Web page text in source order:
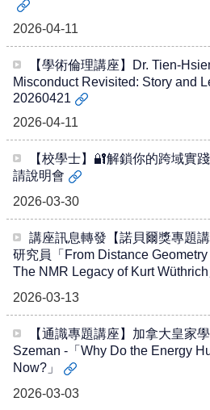
程
資
通
識
開
課
資
訊
心
消
息
相
法
規
服
務
源
2026-04-11
【學術倫理講座】Dr. Tien-
Misconduct Revisited: Story and
20260421
2026-04-11
【校學士】🔐解鎖你的跨域實
請說明會
2026-03-30
講座訊息轉發【諾貝爾獎專題
研究員「From Distance
The NMR Legacy of Kurt Wüthrich
2026-03-13
【通識專題講座】加拿大皇家
Szeman -「Why Do the Energy
Now?」
2026-03-03